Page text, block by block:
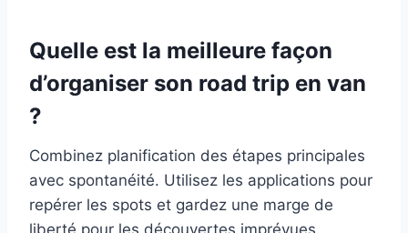
Quelle est la meilleure façon
d’organiser son road trip en van
?
Combinez planification des étapes principales
avec spontanéité. Utilisez les applications pour
repérer les spots et gardez une marge de